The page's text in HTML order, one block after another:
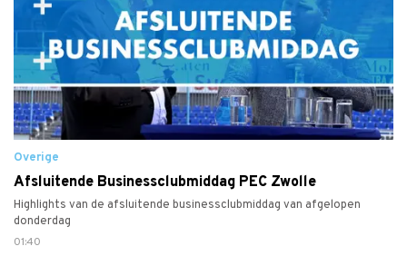
Overige
Afsluitende Businessclubmiddag PEC Zwolle
Highlights van de afsluitende businessclubmiddag van afgelopen
donderdag
01:40